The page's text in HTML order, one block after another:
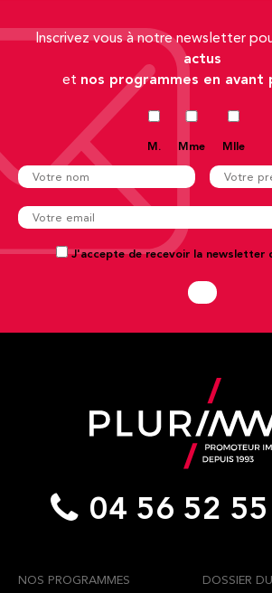
Inscrivez vous à notre newsletter
actus
et nos programmes en avant
M. Mme Mlle
J'accepte de recevoir la newsletter
04 56 52
NOS PROGRAMMES DOSSIER